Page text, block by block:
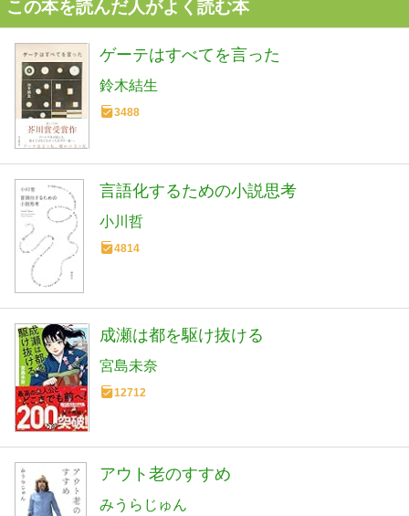
この本を読んだ人がよく読む本
ゲーテはすべてを言った
鈴木結生
3488
言語化するための小説思考
小川哲
4814
成瀬は都を駆け抜ける
宮島未奈
12712
アウト老のすすめ
みうらじゅん